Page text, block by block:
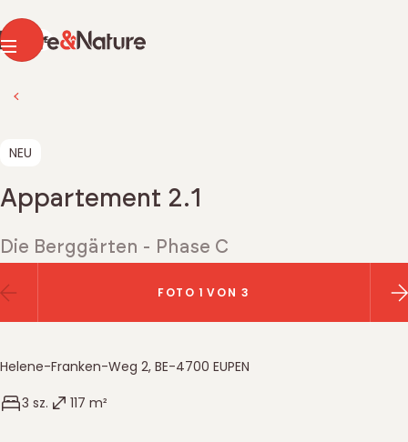
Pierre & Nature
Menu
DE
FR
Zurück zur Immobiliensuche
NEU
Appartement 2.1
Die Berggärten - Phase C
Helene-Franken-Weg 2, BE-4700 EUPEN
Anzahl Schlafzimmer
3 sz. Wohnfläche
117 m²
FOTO 1 VON 3
Vorherriges Bild